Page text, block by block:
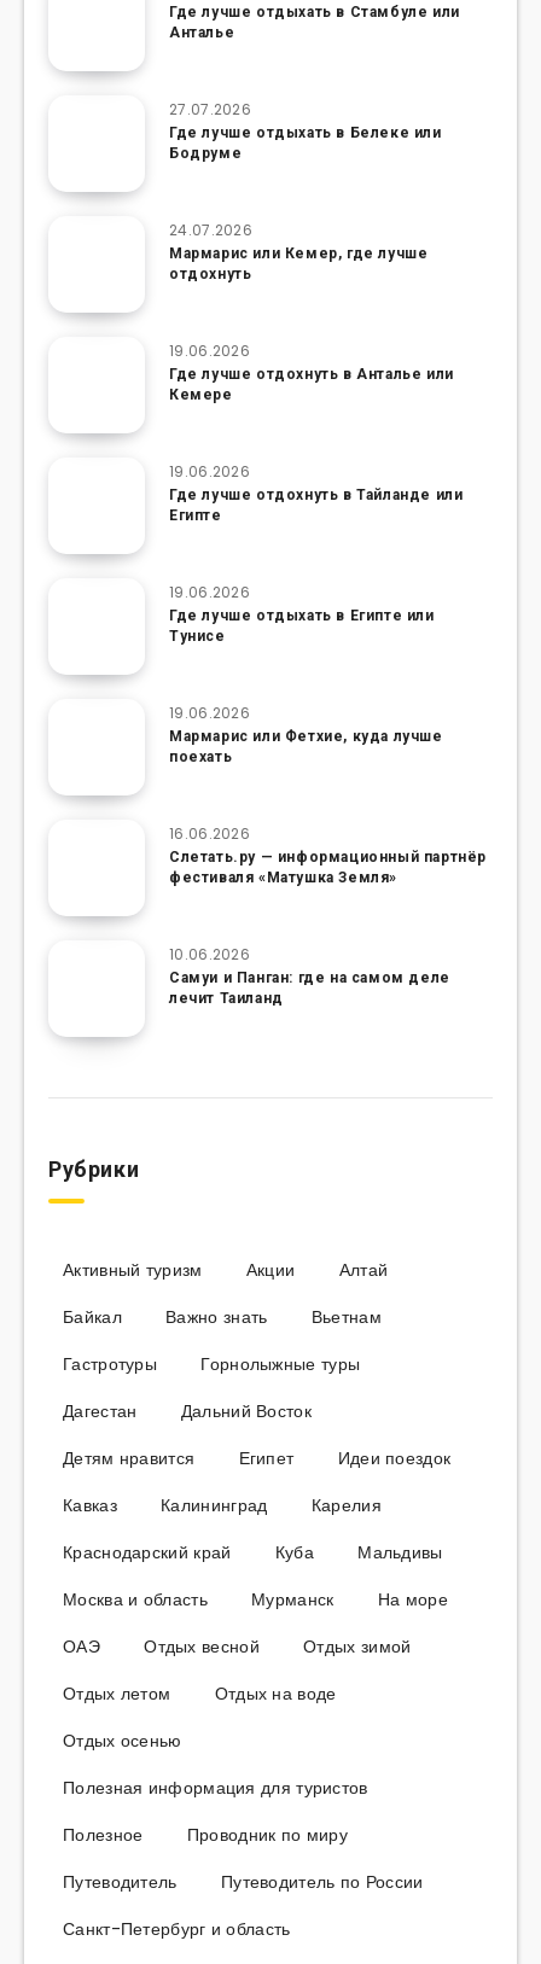
Где лучше отдыхать в Стамбуле или
Анталье
27.07.2026
Где лучше отдыхать в Белеке или
Бодруме
24.07.2026
Мармарис или Кемер, где лучше
отдохнуть
19.06.2026
Где лучше отдохнуть в Анталье или
Кемере
19.06.2026
Где лучше отдохнуть в Тайланде или
Египте
19.06.2026
Где лучше отдыхать в Египте или
Тунисе
19.06.2026
Мармарис или Фетхие, куда лучше
поехать
16.06.2026
Слетать.ру — информационный партнёр
фестиваля «Матушка Земля»
10.06.2026
Самуи и Панган: где на самом деле
лечит Таиланд
Рубрики
Активный туризм Акции
Алтай
Байкал
Важно знать
Вьетнам
Гастротуры
Горнолыжные туры
Дагестан
Дальний Восток
Детям нравится
Египет
Идеи поездок
Кавказ
Калининград
Карелия
Краснодарский край
Куба
Мальдивы
Москва и область
Мурманск
На море
ОАЭ
Отдых весной
Отдых зимой
Отдых летом
Отдых на воде
Отдых осенью
Полезная информация для туристов
Полезное
Проводник по миру
Путеводитель
Путеводитель по России
Санкт-Петербург и область